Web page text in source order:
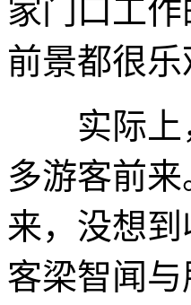
家门口工
前景都很乐
实际上，
多游客前
来，没想
客梁智闻